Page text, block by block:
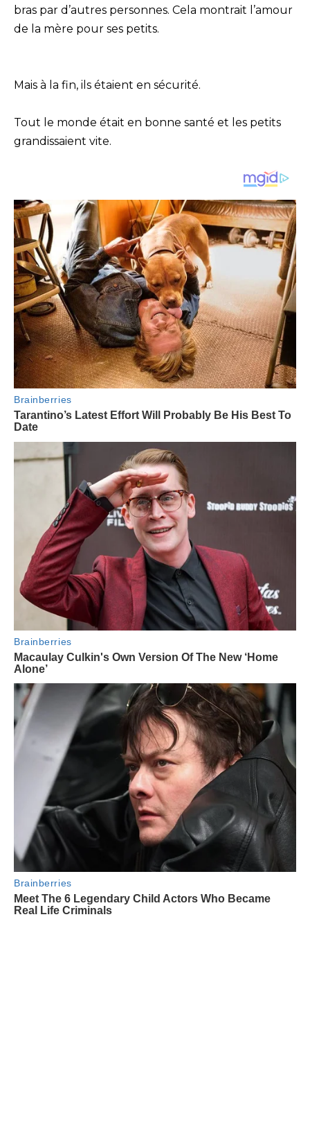
bras par d’autres personnes. Cela montrait l’amour
de la mère pour ses petits.
Mais à la fin, ils étaient en sécurité.
Tout le monde était en bonne santé et les petits
grandissaient vite.